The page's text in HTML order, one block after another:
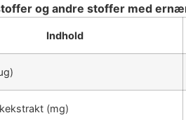
og andre stoffer med
Indhold
(mg)